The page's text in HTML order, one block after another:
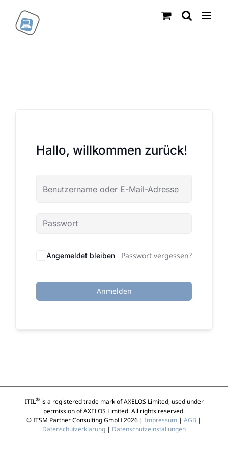
Inhalt
springen
Hallo, willkommen zurück!
Angemeldet bleiben Passwort vergessen?
Anmelden
ITIL®is a registered trade mark of AXELOS Limited, used under
permission of AXELOS Limited. All rights reserved.
© ITSM Partner Consulting GmbH 2026 | Impressum | AGB |
Datenschutzerklärung | Datenschutzeinstallungen